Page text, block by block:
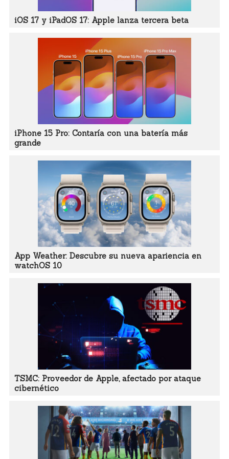
iOS 17 y iPadOS 17: Apple lanza tercera beta
iPhone 15 Pro: Contaría con una batería más
grande
App Weather: Descubre su nueva apariencia en
watchOS 10
TSMC: Proveedor de Apple, afectado por ataque
cibernético